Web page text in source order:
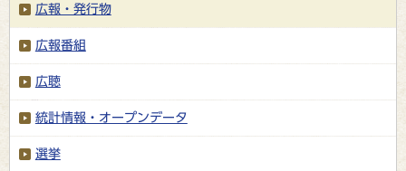
広報・発行物
広報番組
広聴
統計情報・オープンデータ
選挙